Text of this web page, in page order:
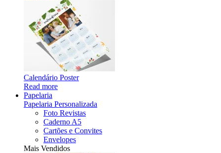
Calendário Poster
Read more
Papelaria
Papelaria Personalizada
Foto Revistas
Caderno A5
Cartões e Convites
Envelopes
Mais Vendidos